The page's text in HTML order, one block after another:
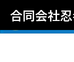
合同会社